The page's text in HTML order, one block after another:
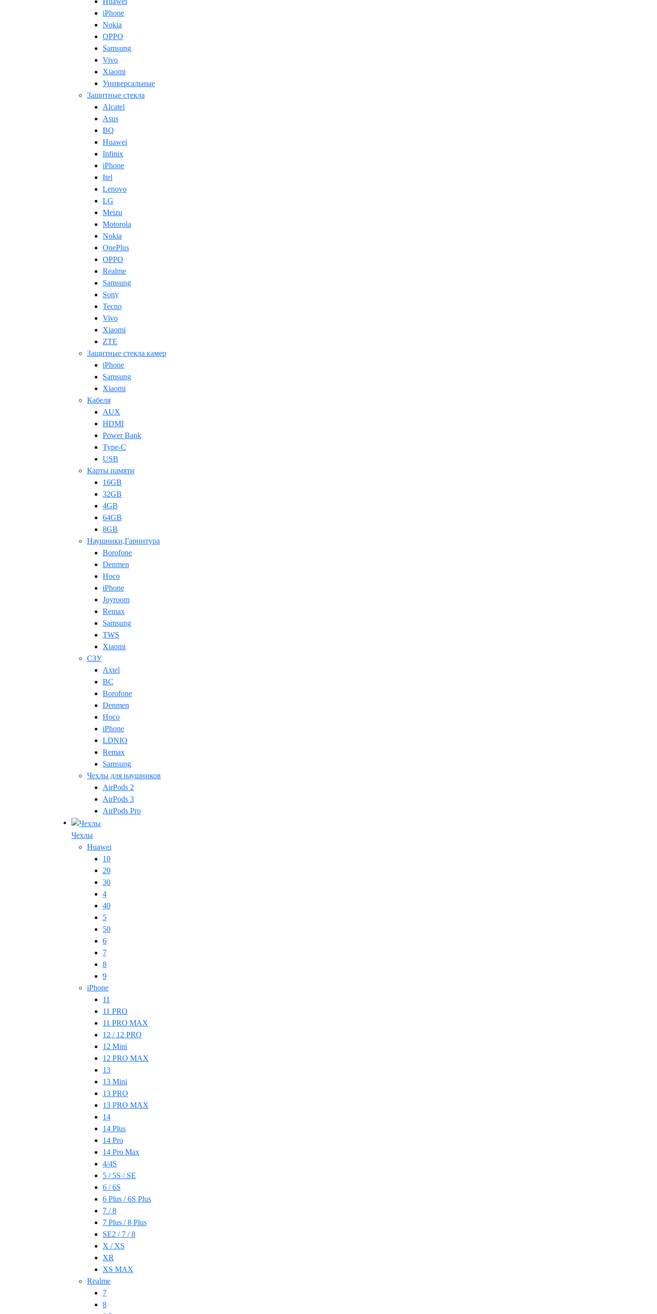
iPhone
Nokia
OPPO
Samsung
Vivo
Xiaomi
Универсальные
Защитные стекла
Alcatel
Asus
BQ
Huawei
Infinix
iPhone
Itel
Lenovo
LG
Meizu
Motorola
Nokia
OnePlus
OPPO
Realme
Samsung
Sony
Tecno
Vivo
Xiaomi
ZTE
Защитные стекла камер
iPhone
Samsung
Xiaomi
Кабеля
AUX
HDMI
Power Bank
Type-C
USB
Карты памяти
16GB
32GB
4GB
64GB
8GB
Наушники,Гарнитура
Borofone
Denmen
Hoco
iPhone
Joyroom
Remax
Samsung
TWS
Xiaomi
СЗУ
Axtel
BC
Borofone
Denmen
Hoco
iPhone
LDNIO
Remax
Samsung
Чехлы для наушников
AirPods 2
AirPods 3
AirPods Pro
Чехлы
Huawei
10
20
30
4
40
5
50
6
7
8
9
iPhone
11
11 PRO
11 PRO MAX
12 / 12 PRO
12 Mini
12 PRO MAX
13
13 Mini
13 PRO
13 PRO MAX
14
14 Plus
14 Pro
14 Pro Max
4/4S
5 / 5S / SE
6 / 6S
6 Plus / 6S Plus
7 / 8
7 Plus / 8 Plus
SE2 / 7 / 8
X / XS
XR
XS MAX
Realme
7
8